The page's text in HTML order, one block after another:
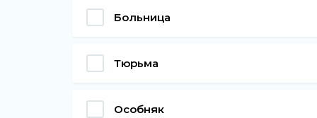
Больница
Тюрьма
Особняк